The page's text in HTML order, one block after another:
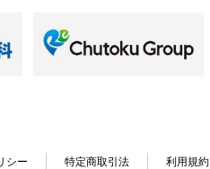
シー 特定商取引法 利用規約